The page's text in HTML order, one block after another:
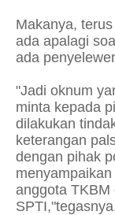
Makanya,
ada apalagi
ada
"Jadi oknum
minta kepada
dilakukan
keterangan
dengan pihak
anggota